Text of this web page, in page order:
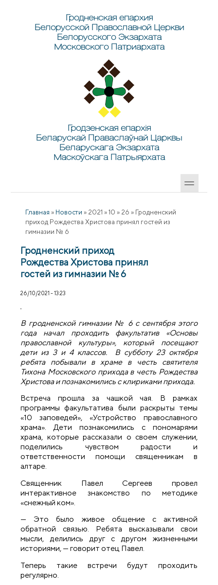
Гродненская епархия
Белорусской Православной Церкви
Белорусского Экзархата
Московского Патриархата
Гродзенская епархія
Беларускай Праваслаўнай Царквы
Беларускага Экзархата
Маскоўскага Патрыярхата
Главная » Новости » 2021 » 10 » 26 » Гродненский
приход Рождества Христова принял гостей из
гимназии № 6
Гродненский приход
Рождества Христова принял
гостей из гимназии № 6
26/10/2021 - 13:23
В гродненской гимназии № 6 с сентября этого
года начал проходить факультатив «Основы
православной культуры», который посещают
дети из 3 и 4 классов. В субботу 23 октября
ребята побывали в храме в честь святителя
Тихона Московского прихода в честь Рождества
Христова и познакомились с клириками прихода.
Встреча прошла за чашкой чая. В рамках
программы факультатива были раскрыты темы
«10 заповедей», «Устройство православного
храма». Дети познакомились с пономарями
храма, которые рассказали о своем служении,
поделились чувством радости и
ответственности помощи священникам в
алтаре.
Священник Павел Сергеев провел
интерактивное знакомство по методике
«снежный ком».
— Это было живое общение с активной
обратной связью. Ребята высказывали свои
мысли, делились друг с другом жизненными
историями, — говорит отец Павел.
Теперь такие встречи будут проходить
регулярно.